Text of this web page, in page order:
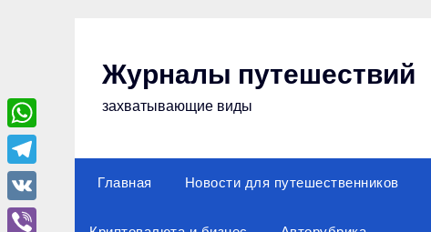
Журналы путешествий
захватывающие виды
Главная Новости для путешественников
WhatsApp
Telegram
VK